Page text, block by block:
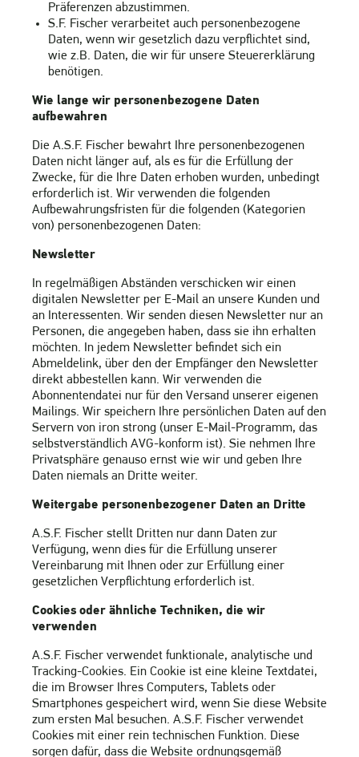
Präferenzen abzustimmen.
S.F. Fischer verarbeitet auch personenbezogene
Daten, wenn wir gesetzlich dazu verpflichtet sind,
wie z.B. Daten, die wir für unsere Steuererklärung
benötigen.
Wie lange wir personenbezogene Daten
aufbewahren
Die A.S.F. Fischer bewahrt Ihre personenbezogenen
Daten nicht länger auf, als es für die Erfüllung der
Zwecke, für die Ihre Daten erhoben wurden, unbedingt
erforderlich ist. Wir verwenden die folgenden
Aufbewahrungsfristen für die folgenden (Kategorien
von) personenbezogenen Daten:
Newsletter
In regelmäßigen Abständen verschicken wir einen
digitalen Newsletter per E-Mail an unsere Kunden und
an Interessenten. Wir senden diesen Newsletter nur an
Personen, die angegeben haben, dass sie ihn erhalten
möchten. In jedem Newsletter befindet sich ein
Abmeldelink, über den der Empfänger den Newsletter
direkt abbestellen kann. Wir verwenden die
Abonnentendatei nur für den Versand unserer eigenen
Mailings. Wir speichern Ihre persönlichen Daten auf den
Servern von iron strong (unser E-Mail-Programm, das
selbstverständlich AVG-konform ist). Sie nehmen Ihre
Privatsphäre genauso ernst wie wir und geben Ihre
Daten niemals an Dritte weiter.
Weitergabe personenbezogener Daten an Dritte
A.S.F. Fischer stellt Dritten nur dann Daten zur
Verfügung, wenn dies für die Erfüllung unserer
Vereinbarung mit Ihnen oder zur Erfüllung einer
gesetzlichen Verpflichtung erforderlich ist.
Cookies oder ähnliche Techniken, die wir
verwenden
A.S.F. Fischer verwendet funktionale, analytische und
Tracking-Cookies. Ein Cookie ist eine kleine Textdatei,
die im Browser Ihres Computers, Tablets oder
Smartphones gespeichert wird, wenn Sie diese Website
zum ersten Mal besuchen. A.S.F. Fischer verwendet
Cookies mit einer rein technischen Funktion. Diese
sorgen dafür, dass die Website ordnungsgemäß